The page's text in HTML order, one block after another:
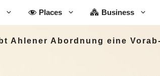
Places Business
Ahlener Abordnung eine